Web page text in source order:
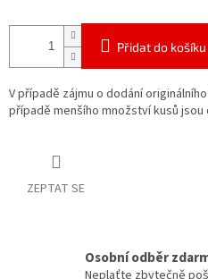
Přidat do košíku
V případě zájmu o dodání
případě menšího množství kusů jsou
ZEPTAT SE
Osobní odběr